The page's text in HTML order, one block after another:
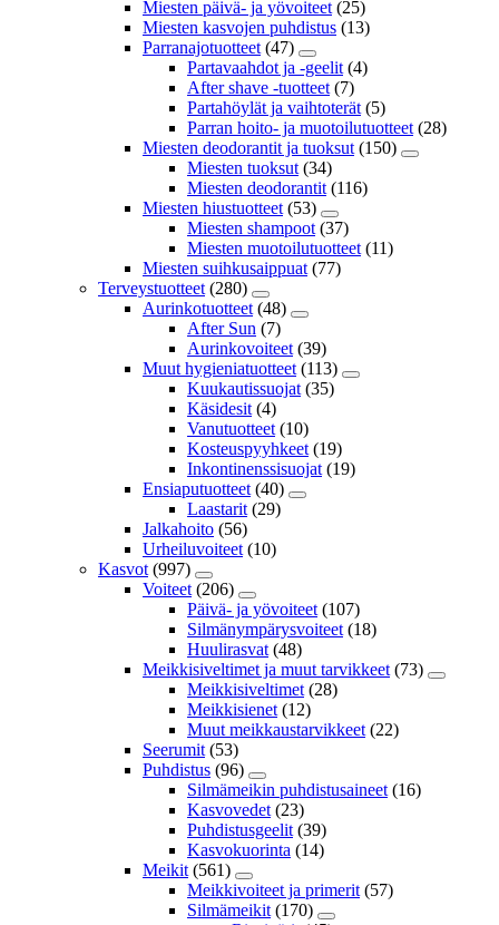
Miesten päivä- ja yövoiteet (25)
Miesten kasvojen puhdistus (13)
Parranajotuotteet (47)
Partavaahdot ja -geelit (4)
After shave -tuotteet (7)
Partahöylät ja vaihtoterät (5)
Parran hoito- ja muotoilutuotteet (28)
Miesten deodorantit ja tuoksut (150)
Miesten tuoksut (34)
Miesten deodorantit (116)
Miesten hiustuotteet (53)
Miesten shampoot (37)
Miesten muotoilutuotteet (11)
Miesten suihkusaippuat (77)
Terveystuotteet (280)
Aurinkotuotteet (48)
After Sun (7)
Aurinkovoiteet (39)
Muut hygieniatuotteet (113)
Kuukautissuojat (35)
Käsidesit (4)
Vanutuotteet (10)
Kosteuspyyhkeet (19)
Inkontinenssisuojat (19)
Ensiaputuotteet (40)
Laastarit (29)
Jalkahoito (56)
Urheiluvoiteet (10)
Kasvot (997)
Voiteet (206)
Päivä- ja yövoiteet (107)
Silmänympärysvoiteet (18)
Huulirasvat (48)
Meikkisiveltimet ja muut tarvikkeet (73)
Meikkisiveltimet (28)
Meikkisienet (12)
Muut meikkaustarvikkeet (22)
Seerumit (53)
Puhdistus (96)
Silmämeikin puhdistusaineet (16)
Kasvovedet (23)
Puhdistusgeelit (39)
Kasvokuorinta (14)
Meikit (561)
Meikkivoiteet ja primerit (57)
Silmämeikit (170)